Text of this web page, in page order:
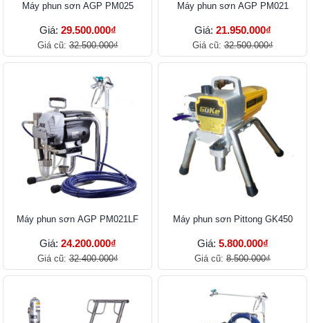
Máy phun sơn AGP PM025
Giá: 29.500.000₫
Giá cũ:32.500.000₫
Máy phun sơn AGP PM021
Giá: 21.950.000₫
Giá cũ:32.500.000₫
Máy phun sơn AGP PM021LF
Giá: 24.200.000₫
Giá cũ:32.400.000₫
Máy phun sơn Pittong GK450
Giá: 5.800.000₫
Giá cũ: 8.500.000₫